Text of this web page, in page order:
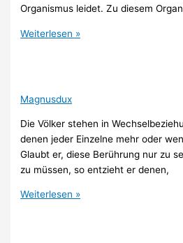
Organismus leidet. Zu diesem
Weiterlesen »
Magnusdux
Die Völker stehen in
denen jeder Einzelne mehr oder
Glaubt er, diese Berührung nur zu
zu müssen, so entzieht er denen,
Weiterlesen »